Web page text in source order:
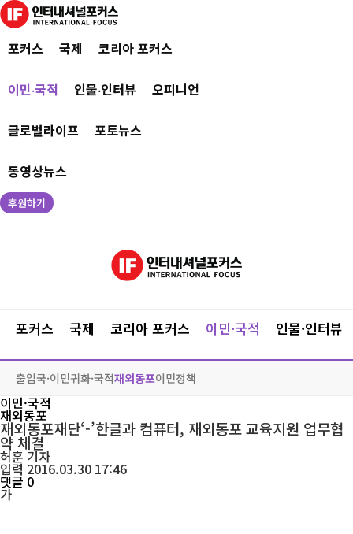
포커스 국제 코리아 포커스
이민·국적 인물·인터뷰 오피니언
글로벌라이프 포토뉴스
동영상뉴스
후원하기
포커스 국제 코리아 포커스 이민·국적 인물·인터뷰
출입국·이민귀화·국적재외동포이민정책
이민·국적
재외동포
재외동포재단‘-’한글과 컴퓨터, 재외동포 교육지원 업무협
약 체결
허훈기자
입력 2016.03.30 17:46
댓글 0
가